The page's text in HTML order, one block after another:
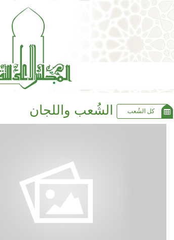
كل الشُعب
الشُعب واللجان